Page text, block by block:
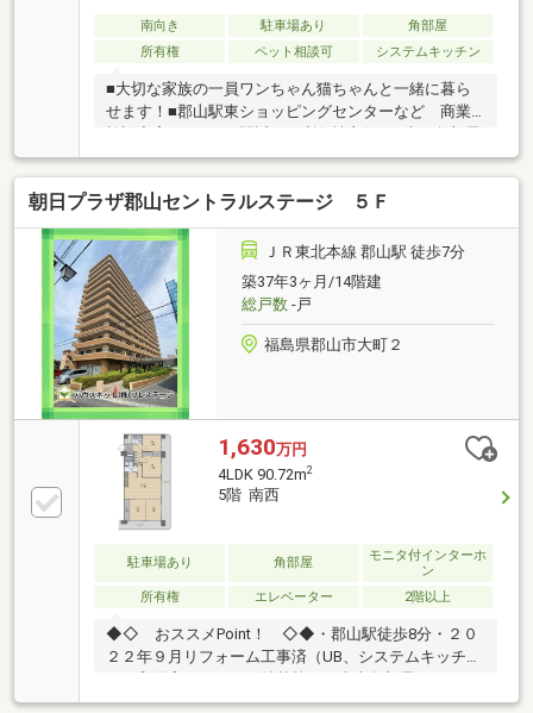
南向き 駐車場あり
角部屋
所有権
ペット相談可 システムキッチン
■大切な家族の一員ワンちゃん猫ちゃんと一緒に暮ら
せます！■郡山駅東ショッピングセンターなど 商業
施設充実のエリア■駅近く、利便性良好！■南西角部屋
で明るい住空間♪
朝日プラザ郡山セントラルステージ ５Ｆ
ＪＲ東北本線 郡山駅 徒歩7分
築37年3ヶ月/14階建
総戸数-戸
福島県郡山市大町２
1,630万円
4LDK 90.72m2
5階 南西
駐車場あり 角部屋
モニタ付インターホ
ン
所有権
エレベーター 2階以上
◆◇ おススメPoint！ ◇◆・郡山駅徒歩8分・２０
２２年９月リフォーム工事済（UB、システムキッチ
ン、和洋変更、クロス貼替等）・東南角部屋なので日
当たり良好バルコニー広々♪・マンションではめずら